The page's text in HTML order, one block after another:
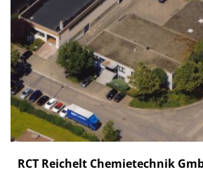
RCT Reichelt Chemietechnik